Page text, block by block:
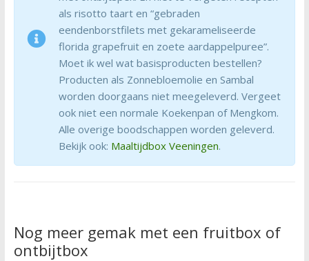
als risotto taart en “gebraden
eendenborstfilets met gekarameliseerde
florida grapefruit en zoete aardappelpuree”.
Moet ik wel wat basisproducten bestellen?
Producten als Zonnebloemolie en Sambal
worden doorgaans niet meegeleverd. Vergeet
ook niet een normale Koekenpan of Mengkom.
Alle overige boodschappen worden geleverd.
Bekijk ook: Maaltijdbox Veeningen.
Nog meer gemak met een fruitbox of
ontbijtbox